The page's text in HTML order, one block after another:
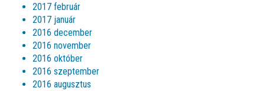
2017 február
2017 január
2016 december
2016 november
2016 október
2016 szeptember
2016 augusztus